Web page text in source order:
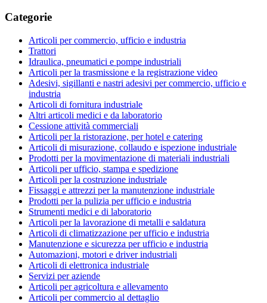
Categorie
Articoli per commercio, ufficio e industria
Trattori
Idraulica, pneumatici e pompe industriali
Articoli per la trasmissione e la registrazione video
Adesivi, sigillanti e nastri adesivi per commercio, ufficio e
industria
Articoli di fornitura industriale
Altri articoli medici e da laboratorio
Cessione attività commerciali
Articoli per la ristorazione, per hotel e catering
Articoli di misurazione, collaudo e ispezione industriale
Prodotti per la movimentazione di materiali industriali
Articoli per ufficio, stampa e spedizione
Articoli per la costruzione industriale
Fissaggi e attrezzi per la manutenzione industriale
Prodotti per la pulizia per ufficio e industria
Strumenti medici e di laboratorio
Articoli per la lavorazione di metalli e saldatura
Articoli di climatizzazione per ufficio e industria
Manutenzione e sicurezza per ufficio e industria
Automazioni, motori e driver industriali
Articoli di elettronica industriale
Servizi per aziende
Articoli per agricoltura e allevamento
Articoli per commercio al dettaglio